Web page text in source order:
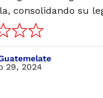
consolidando su
29, 2024